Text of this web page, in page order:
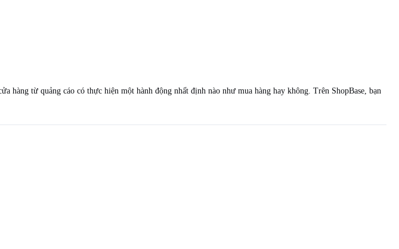
hàng từ quảng cáo có thực hiện một hành động nhất định nào như mua hàng hay không. Trên ShopBase, bạn